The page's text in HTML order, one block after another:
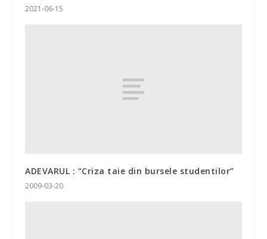
2021-06-15
ADEVARUL : “Criza taie din bursele studentilor”
2009-03-20